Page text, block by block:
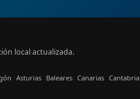
local actualizada.
Asturias Baleares Canarias Cantabria